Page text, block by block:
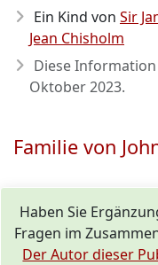
Ein Kind von Sir
Jean Chisholm
Diese
Oktober 2023.
Familie von
Haben Sie
Fragen im
Der Autor dieser